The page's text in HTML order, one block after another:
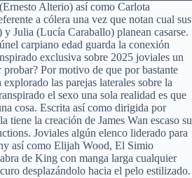
Alterio) así­ como Carlota
a cólera una vez que notan cual sus
Julia (Lucía Caraballo) planean casarse.
carpiano edad guarda la conexión
exclusiva sobre 2025 joviales un
Por motivo de que por bastante
las parejas laterales sobre la
el sexo una sola realidad es que
cosa. Escrita así­ como dirigida por
tiene la creación de James Wan escaso su
Joviales algún elenco liderado para
así­ como Elijah Wood, El Simio
de King con manga larga cualquier
desplazándolo hacia el pelo estilizado.